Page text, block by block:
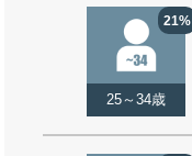
21%
25～34歳